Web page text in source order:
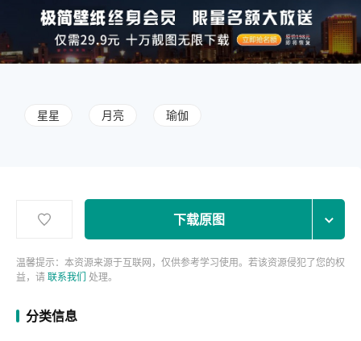
星星 月亮 瑜伽
下载原图
温馨提示：本资源来源于互联网，仅供参考学习使用。若该资源侵犯了您的权
益，请 联系我们 处理。
分类信息